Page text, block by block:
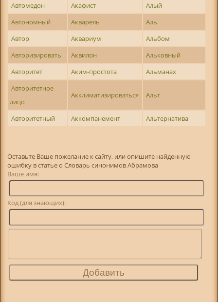
Автомедон
Акафист
Алый
Автономный
Акварель
Аль
Автор
Аквариум
Альбом
Авторизировать
Аквилон
Альковный
Авторитет
Аким-простота
Альманах
Авторитетное
лицо
Акклиматизироваться Альт
Авторитетный Аккомпанемент Альтернатива
Оставьте Ваше пожелание к сайту, или опишите найденную
ошибку в статье о Словарь синонимов Абрамова
Ваше имя:
Код (для знающих):